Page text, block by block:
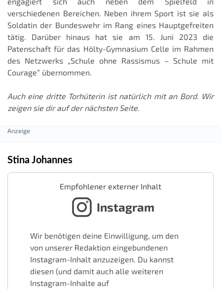
verschiedenen Bereichen. Neben ihrem Sport ist sie als
Soldatin der Bundeswehr im Rang eines Hauptgefreiten
tätig. Darüber hinaus hat sie am 15. Juni 2023 die
Patenschaft für das Hölty-Gymnasium Celle im Rahmen
des Netzwerks „Schule ohne Rassismus – Schule mit
Courage“ übernommen.
Auch eine dritte Torhüterin ist natürlich mit an Bord. Wir
zeigen sie dir auf der nächsten Seite.
Stina Johannes
Empfohlener externer Inhalt
Instagram
Wir benötigen deine Einwilligung, um den
von unserer Redaktion eingebundenen
Instagram-Inhalt anzuzeigen. Du kannst
diesen (und damit auch alle weiteren
Instagram-Inhalte auf